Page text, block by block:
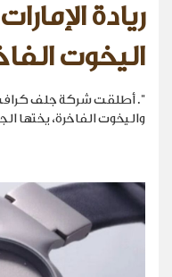
ريادة
اليخوت
". أطلقت شركة جلف
واليخوت الفاخرة، يختها